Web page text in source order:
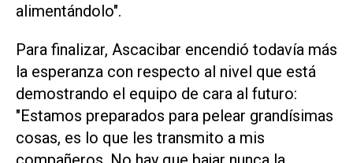
alimentándolo".
Para finalizar, Ascacibar encendió todavía más
la esperanza con respecto al nivel que está
demostrando el equipo de cara al futuro:
"Estamos preparados para pelear grandísimas
cosas, es lo que les transmito a mis